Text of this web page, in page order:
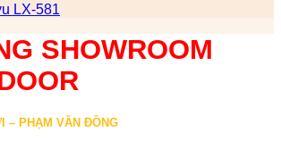
LX-581
SHOWROOM
– PHẠM VĂN ĐỒNG